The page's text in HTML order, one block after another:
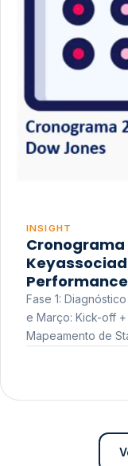
INSIGHT
Performance
Fase 1:
e Março: Kick-off
Mapeamento de